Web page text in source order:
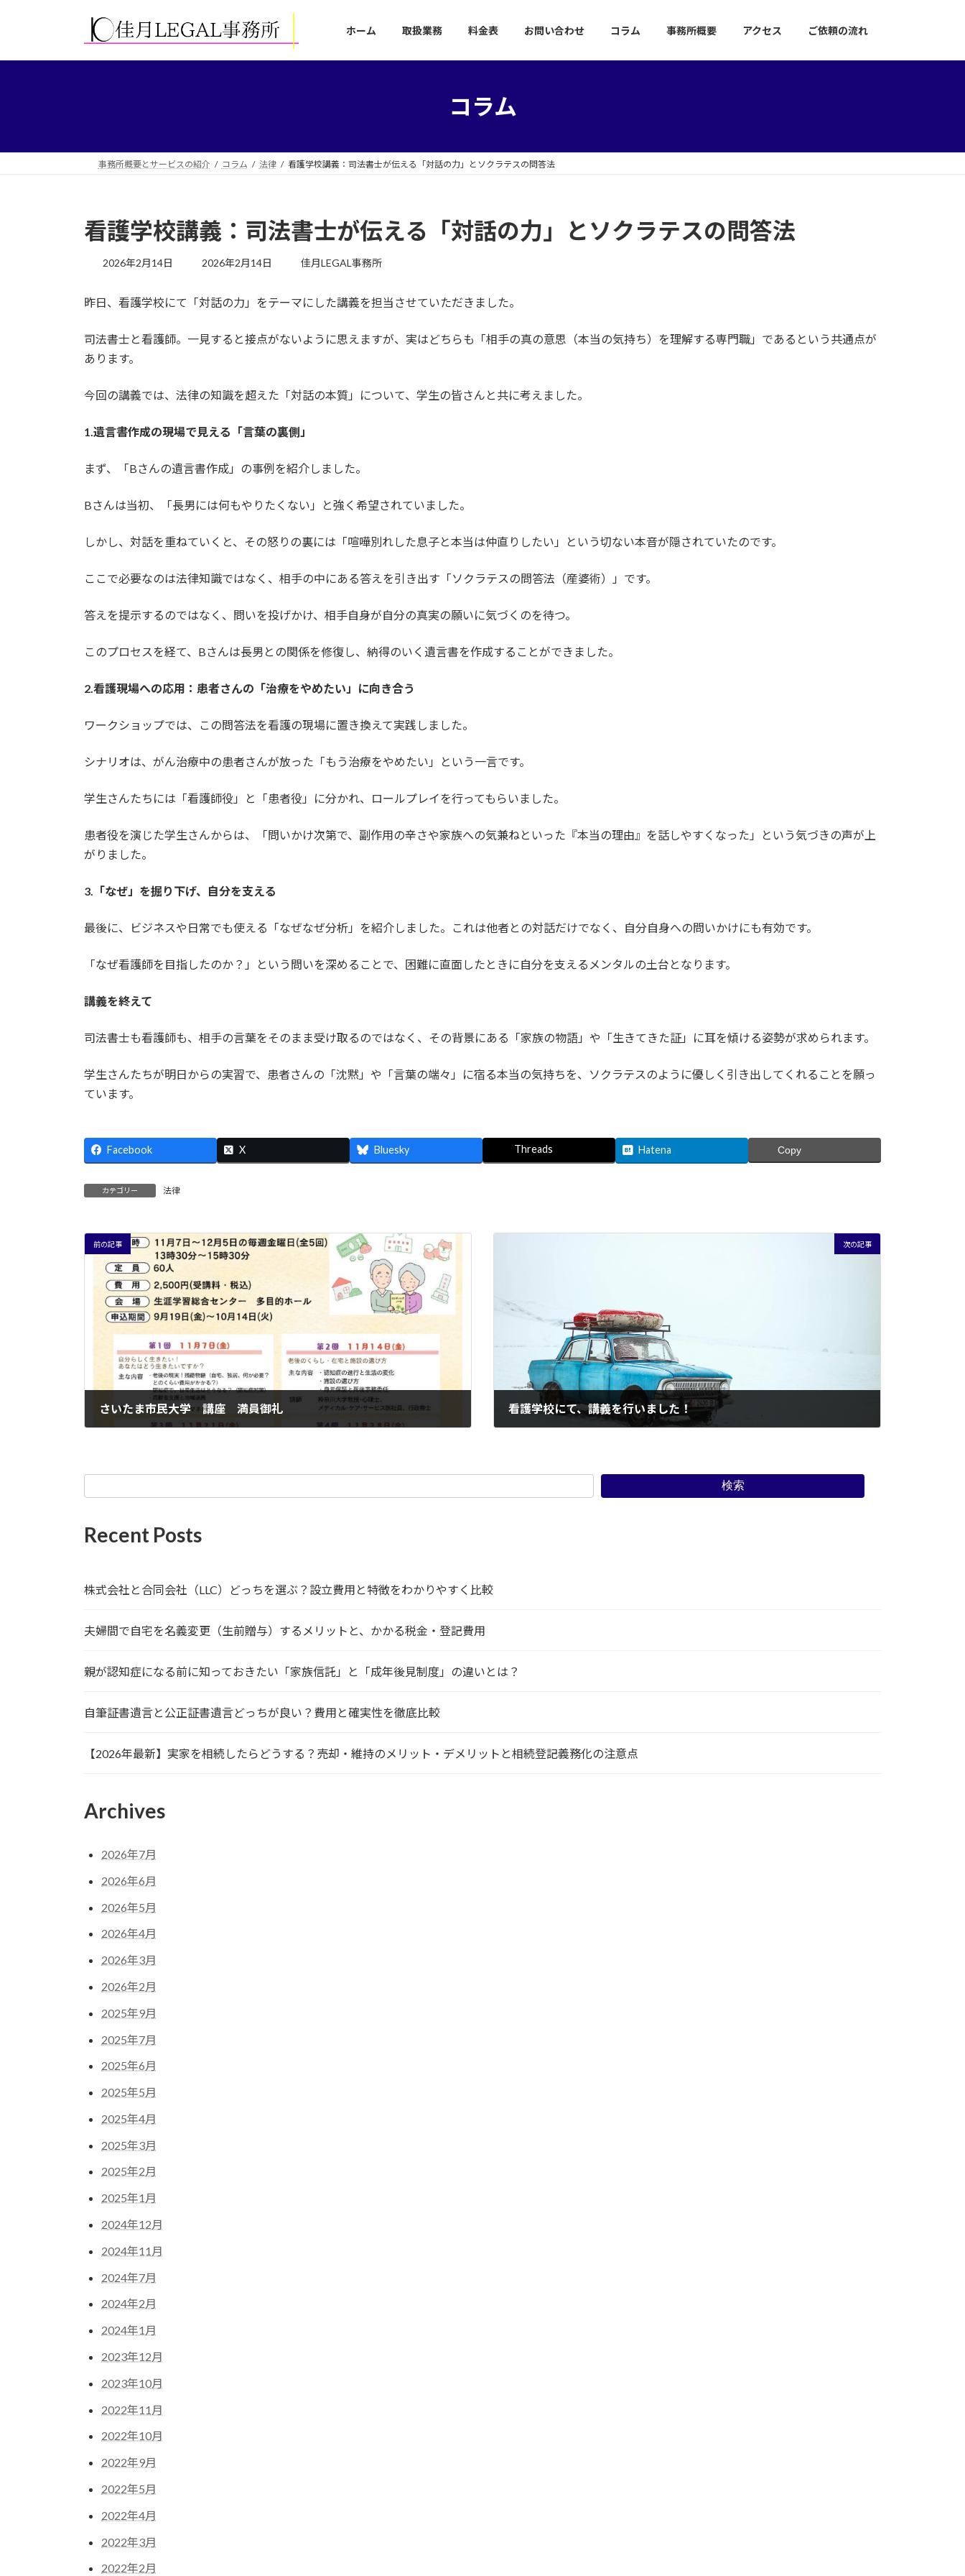
ン
ー
ホーム 取扱業務 料金表 お問い合わせ コラム 事務所概要 アクセス ご依頼の流れ
コラム
事務所概要とサービスの紹介 コラム 法律 看護学校講義：司法書士が伝える「対話の力」とソクラテスの問答法
看護学校講義：司法書士が伝える「対話の力」とソクラテスの問答法
2026年2月14日
最
新
:
2026年2月14日 佳月LEGAL事務所
昨日、看護学校にて「対話の力」をテーマにした講義を担当させていただきました。
司法書士と看護師。一見すると接点がないように思えますが、実はどちらも「相手の真の意思（本当の気持ち）を理解する専門職」であるという共通点が
あります。
今回の講義では、法律の知識を超えた「対話の本質」について、学生の皆さんと共に考えました。
1.遺言書作成の現場で見える「言葉の裏側」
まず、「Bさんの遺言書作成」の事例を紹介しました。
Bさんは当初、「長男には何もやりたくない」と強く希望されていました。
しかし、対話を重ねていくと、その怒りの裏には「喧嘩別れした息子と本当は仲直りしたい」という切ない本音が隠されていたのです。
ここで必要なのは法律知識ではなく、相手の中にある答えを引き出す「ソクラテスの問答法（産婆術）」です。
答えを提示するのではなく、問いを投げかけ、相手自身が自分の真実の願いに気づくのを待つ。
このプロセスを経て、Bさんは長男との関係を修復し、納得のいく遺言書を作成することができました。
2.看護現場への応用：患者さんの「治療をやめたい」に向き合う
ワークショップでは、この問答法を看護の現場に置き換えて実践しました。
シナリオは、がん治療中の患者さんが放った「もう治療をやめたい」という一言です。
学生さんたちには「看護師役」と「患者役」に分かれ、ロールプレイを行ってもらいました。
患者役を演じた学生さんからは、「問いかけ次第で、副作用の辛さや家族への気兼ねといった『本当の理由』を話しやすくなった」という気づきの声が上
がりました。
3.「なぜ」を掘り下げ、自分を支える
最後に、ビジネスや日常でも使える「なぜなぜ分析」を紹介しました。これは他者との対話だけでなく、自分自身への問いかけにも有効です。
「なぜ看護師を目指したのか？」という問いを深めることで、困難に直面したときに自分を支えるメンタルの土台となります。
講義を終えて
司法書士も看護師も、相手の言葉をそのまま受け取るのではなく、その背景にある「家族の物語」や「生きてきた証」に耳を傾ける姿勢が求められます。
学生さんたちが明日からの実習で、患者さんの「沈黙」や「言葉の端々」に宿る本当の気持ちを、ソクラテスのように優しく引き出してくれることを願っ
ています。
Facebook X Bluesky Threads Hatena Copy
カテゴリー 法律
前の記事
さいたま市民大学 講座 満員御礼
次の記事
看護学校にて、講義を行いました！
検索
Recent Posts
株式会社と合同会社（LLC）どっちを選ぶ？設立費用と特徴をわかりやすく比較
夫婦間で自宅を名義変更（生前贈与）するメリットと、かかる税金・登記費用
親が認知症になる前に知っておきたい「家族信託」と「成年後見制度」の違いとは？
自筆証書遺言と公正証書遺言どっちが良い？費用と確実性を徹底比較
【2026年最新】実家を相続したらどうする？売却・維持のメリット・デメリットと相続登記義務化の注意点
Archives
2026年7月
2026年6月
2026年5月
2026年4月
2026年3月
2026年2月
2025年9月
2025年7月
2025年6月
2025年5月
2025年4月
2025年3月
2025年2月
2025年1月
2024年12月
2024年11月
2024年7月
2024年2月
2024年1月
2023年12月
2023年10月
2022年11月
2022年10月
2022年9月
2022年5月
2022年4月
2022年3月
2022年2月